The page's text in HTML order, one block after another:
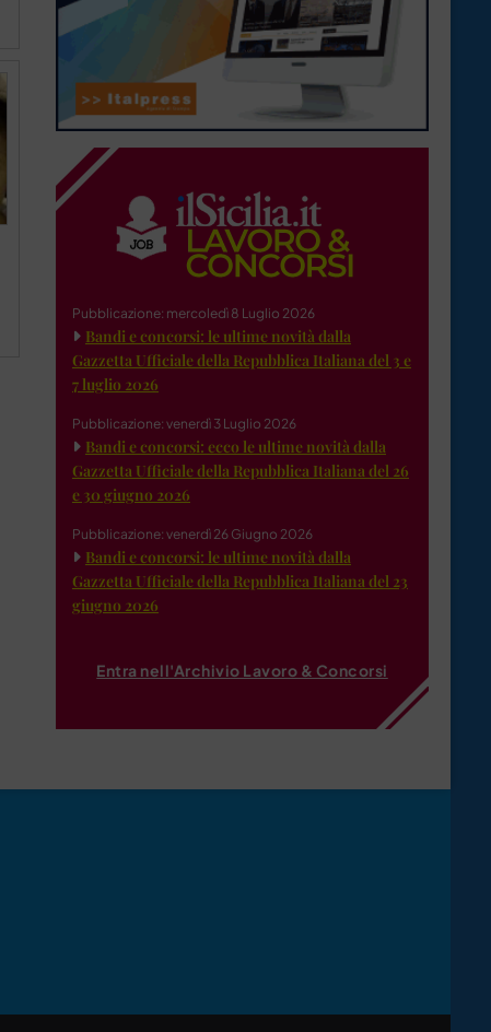
Pubblicazione: mercoledì 8 Luglio 2026
Bandi e concorsi: le ultime novità dalla
Gazzetta Ufficiale della Repubblica Italiana del 3 e
7 luglio 2026
Pubblicazione: venerdì 3 Luglio 2026
Bandi e concorsi: ecco le ultime novità dalla
Gazzetta Ufficiale della Repubblica Italiana del 26
e 30 giugno 2026
Pubblicazione: venerdì 26 Giugno 2026
Bandi e concorsi: le ultime novità dalla
Gazzetta Ufficiale della Repubblica Italiana del 23
giugno 2026
Entra nell'Archivio Lavoro & Concorsi